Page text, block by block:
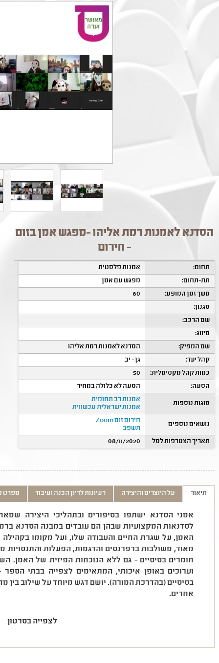
הסדנא לאמנות רמת אליהו -מפגש אמן בזום
- חירום
תחום:
אמנות פלסטית
תת-תחום:
מפגש עם אמן
משך זמן המופע:
60
סגנון:
שם הרכב:
סיווג:
שם המפיק:
הסדנא לאמנות רמת אליהו
קהל יעד:
גן - יב
כמות קהל מקסימלית:
50
הסעה:
הסעה לא כלולה במחיר
סוגות נוספות
אמנות רב תחומית
אמנות ישראלית עכשווית
נושאים נוספים
חירום זום Zoom
תשפב
תאריך הצטרפות לסל
08/11/2020
תיאור על היוצרים והיצירה רעיונות לדיון הכנה ועיבוד מפרט
אמני הסדנא ישתפו בסיפורים ובתהליכי היצירה
לסדנאות המקצועיות שבהן הם עובדים במבנה הסדנא
האמן, על שגרת החיים והעבודה שלו, ועל מקומו בקהילה
מאוד, משולבות ברפרנסים והדגמות, הפעלות
חומרים בסיסיים - גם ללא הנוכחות הפיזית של האמן.
וערוכים באופן איכותי, המתאימים לצפייה בבתי
בסיסיים (בהדרכת המורה). יושם דגש מיוחד על שילוב בין
אחרים.
לצפייה בסרטון